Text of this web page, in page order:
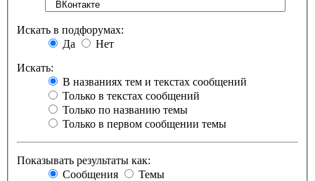
Искать в подфорумах:
Да
Нет
Искать:
В названиях тем и текстах сообщений
Только в текстах сообщений
Только по названию темы
Только в первом сообщении темы
Показывать результаты как:
Сообщения
Темы